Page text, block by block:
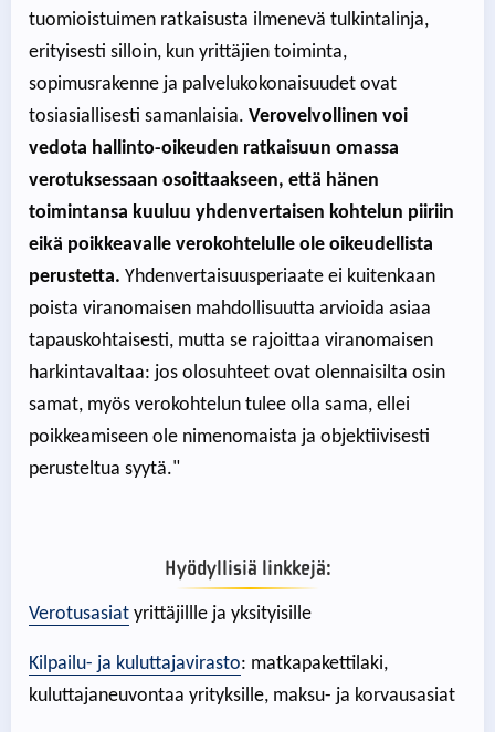
tuomioistuimen ratkaisusta ilmenevä tulkintalinja,
erityisesti silloin, kun yrittäjien toiminta,
sopimusrakenne ja palvelukokonaisuudet ovat
tosiasiallisesti samanlaisia. Verovelvollinen voi
vedota hallinto-oikeuden ratkaisuun omassa
verotuksessaan osoittaakseen, että hänen
toimintansa kuuluu yhdenvertaisen kohtelun piiriin
eikä poikkeavalle verokohtelulle ole oikeudellista
perustetta. Yhdenvertaisuusperiaate ei kuitenkaan
poista viranomaisen mahdollisuutta arvioida asiaa
tapauskohtaisesti, mutta se rajoittaa viranomaisen
harkintavaltaa: jos olosuhteet ovat olennaisilta osin
samat, myös verokohtelun tulee olla sama, ellei
poikkeamiseen ole nimenomaista ja objektiivisesti
perusteltua syytä."
Hyödyllisiä linkkejä:
Verotusasiat yrittäjillle ja yksityisille
Kilpailu- ja kuluttajavirasto: matkapakettilaki,
kuluttajaneuvontaa yrityksille, maksu- ja korvausasiat